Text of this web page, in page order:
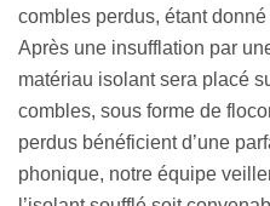
le
et
de
vous avez une
toiture 33450
des combles (s’ils
perdus), de
d’isolation de
pouvons vous